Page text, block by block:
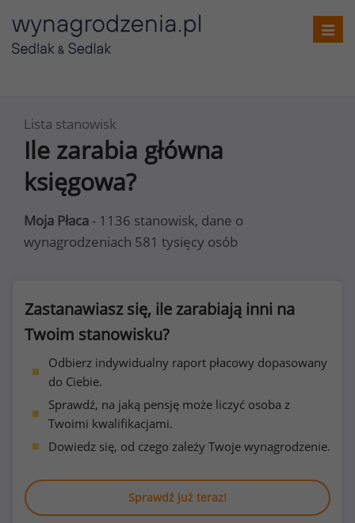
Lista stanowisk
Ile zarabia główna
księgowa?
Moja Płaca - 1136 stanowisk, dane o
wynagrodzeniach 581 tysięcy osób
Zastanawiasz się, ile zarabiają inni na
Twoim stanowisku?
Odbierz indywidualny raport płacowy dopasowany
do Ciebie.
Sprawdź, na jaką pensję może liczyć osoba z
Twoimi kwalifikacjami.
Dowiedz się, od czego zależy Twoje wynagrodzenie.
Sprawdź już teraz!